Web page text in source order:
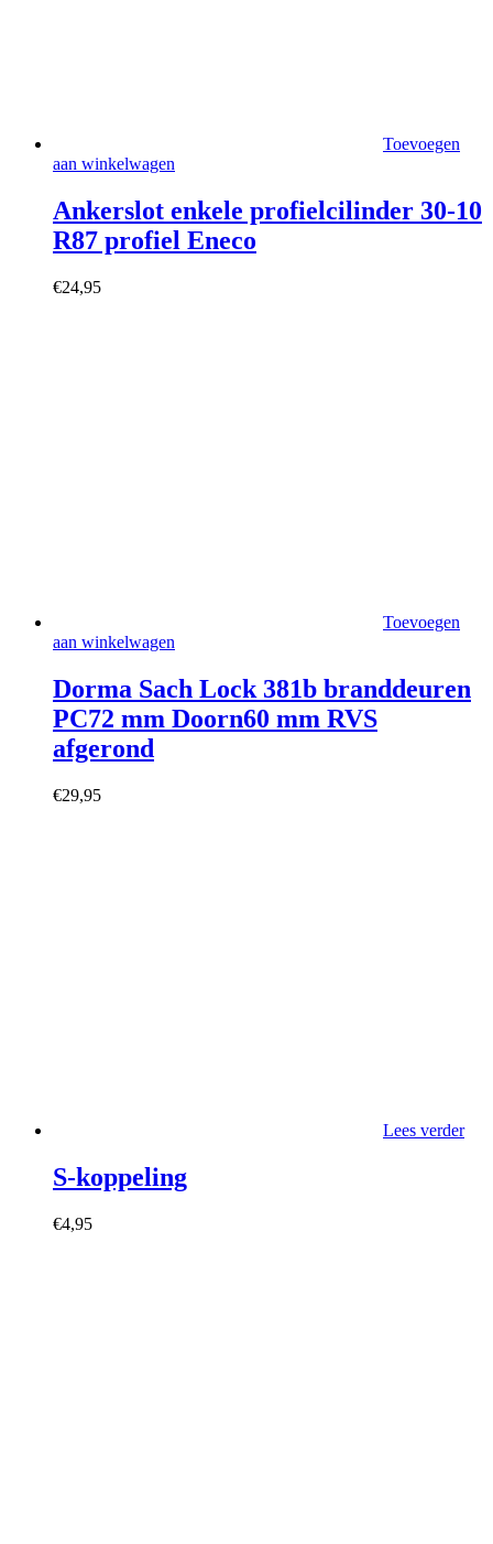
Toevoegen
aan winkelwagen
Ankerslot enkele profielcilinder 30-10
R87 profiel Eneco
€24,95
Toevoegen
aan winkelwagen
Dorma Sach Lock 381b branddeuren
PC72 mm Doorn60 mm RVS
afgerond
€29,95
Lees verder
S-koppeling
€4,95